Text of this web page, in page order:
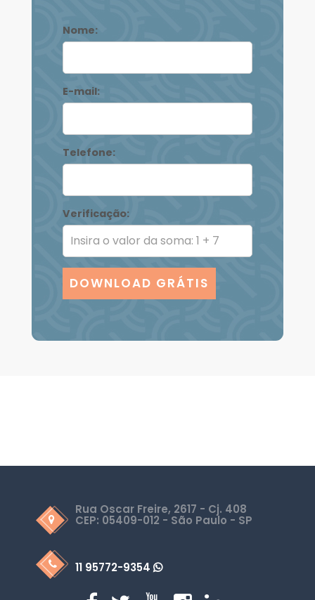
Nome:
E-mail:
Telefone:
Verificação:
DOWNLOAD GRÁTIS
Rua Oscar Freire, 2617 - Cj. 408
CEP: 05409-012 - São Paulo - SP
11 95772-9354